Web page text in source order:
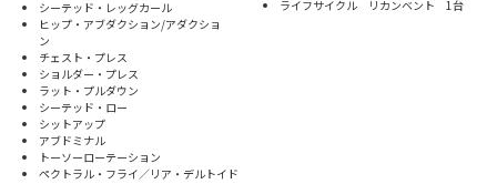
シーテッド・レッグカール
ヒップ・アブダクション/アダクショ
ン
チェスト・プレス
ショルダー・プレス
ラット・プルダウン
シーテッド・ロー
シットアップ
アブドミナル
トーソーローテーション
ペクトラル・フライ／リア・デルトイド
ライフサイクル リカンベント 1台